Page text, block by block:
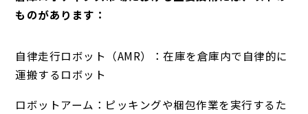
ものがあります：
自律走行ロボット（AMR）：在庫を倉庫内で自律的に
運搬するロボット
ロボットアーム：ピッキングや梱包作業を実行するた